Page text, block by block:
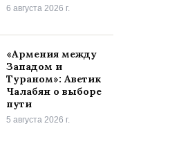
6 августа 2026 г.
«Армения между
Западом и
Тураном»: Аветик
Чалабян о выборе
пути
5 августа 2026 г.